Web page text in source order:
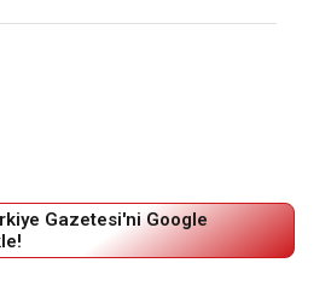
Gazetesi'ni Google